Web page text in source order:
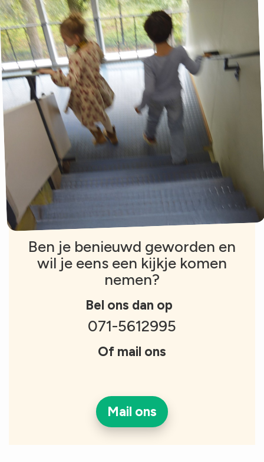
Ben je benieuwd geworden en
wil je eens een kijkje komen
nemen?
Bel ons dan op
071-5612995
Of mail ons
Mail ons